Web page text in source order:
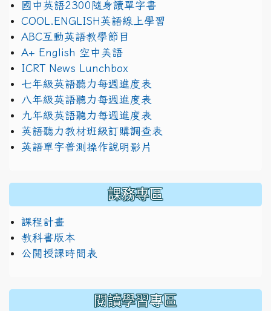
國中英語2300隨身讀單字書
COOL.ENGLISH英語線上學習
ABC互動英語教學節目
A+ English 空中美語
ICRT News Lunchbox
七年級英語聽力每週進度表
八年級英語聽力每週進度表
九年級英語聽力每週進度表
英語聽力教材班級訂購調查表
英語單字普測操作說明影片
課務專區
課程計畫
教科書版本
公開授課時間表
閱讀學習專區